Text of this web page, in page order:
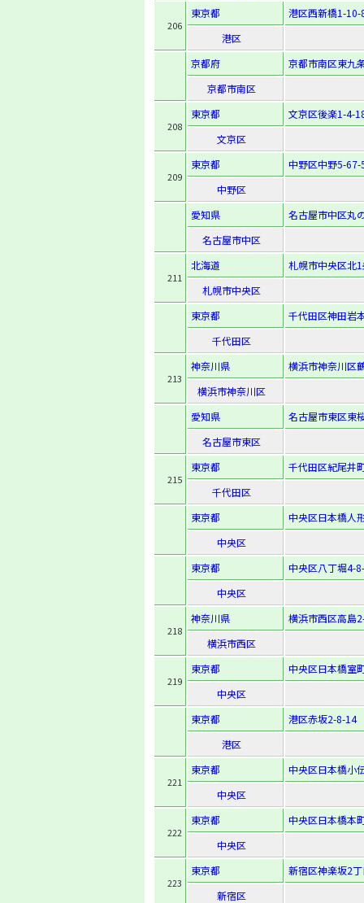
206
東京都
港区西新橋1-10-
港区
京都府
京都市南区東九
京都市南区
208
東京都
文京区後楽1-4-
文京区
209
東京都
中野区中野5-67-
中野区
愛知県
名古屋市中区丸
名古屋市中区
211
北海道
札幌市中央区北
札幌市中央区
東京都
千代田区神田岩
千代田区
213
神奈川県
横浜市神奈川区
横浜市神奈川区
愛知県
名古屋市東区東
名古屋市東区
215
東京都
千代田区紀尾井
千代田区
東京都
中央区日本橋人
中央区
東京都
中央区八丁堀4-
中央区
218
神奈川県
横浜市西区高島
横浜市西区
219
東京都
中央区日本橋室
中央区
東京都
港区赤坂2-8-14
港区
221
東京都
中央区日本橋小
中央区
222
東京都
中央区日本橋本
中央区
223
東京都
新宿区神楽坂2
新宿区